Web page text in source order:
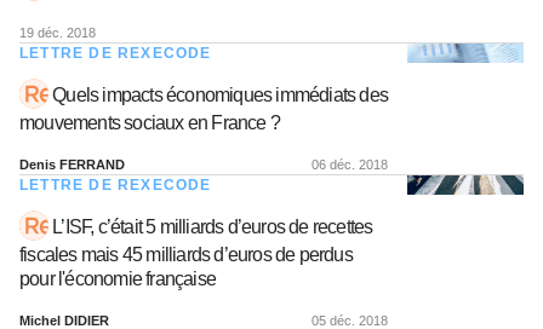
19 déc. 2018
LETTRE DE REXECODE
Quels impacts économiques immédiats des
mouvements sociaux en France ?
Denis FERRAND 06 déc. 2018
LETTRE DE REXECODE
L’ISF, c’était 5 milliards d’euros de recettes
fiscales mais 45 milliards d’euros de perdus
pour l'économie française
Michel DIDIER 05 déc. 2018